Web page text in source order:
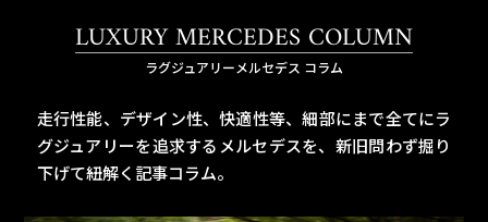
LUXURY MERCEDES COLUMN
ラグジュアリーメルセデス コラム
走行性能、デザイン性、快適性等、細部にまで全てにラ
グジュアリーを追求するメルセデスを、 新旧問わず掘り
下げて紐解く記事コラム。